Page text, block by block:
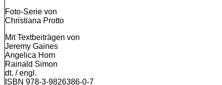
Foto-Serie von
Christiana Protto
Mit Textbeiträgen von
Jeremy Gaines
Angelica Horn
Rainald Simon
dt. / engl.
ISBN 978-3-9826386-0-7